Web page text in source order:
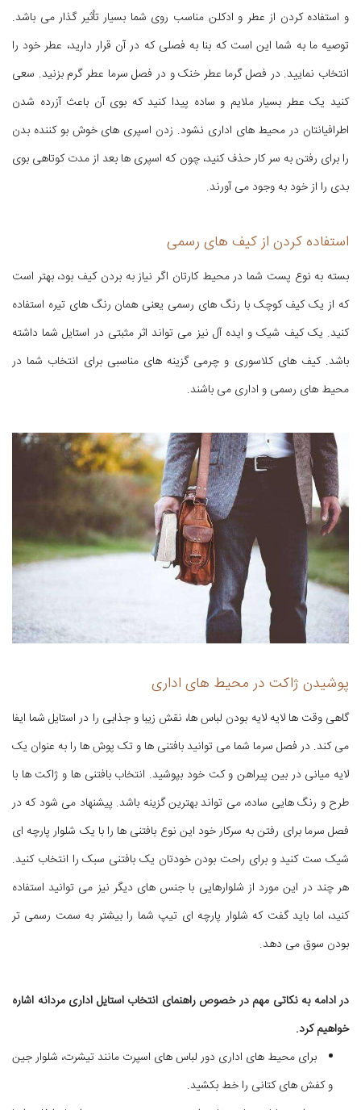
و استفاده کردن از عطر و ادکلن مناسب روی شما بسیار تأثیر گذار می باشد.
توصیه ما به شما این است که بنا به فصلی که در آن قرار دارید، عطر خود را
انتخاب نمایید. در فصل گرما عطر خنک و در فصل سرما عطر گرم بزنید. سعی
کنید یک عطر بسیار ملایم و ساده پیدا کنید که بوی آن باعث آزرده شدن
اطرافیانتان در محیط های اداری نشود. زدن اسپری های خوش بو کننده بدن
را برای رفتن به سر کار حذف کنید، چون که اسپری ها بعد از مدت کوتاهی بوی
بدی را از خود به وجود می آورند.
استفاده کردن از کیف های رسمی
بسته به نوع پست شما در محیط کارتان اگر نیاز به بردن کیف بود، بهتر است
که از یک کیف کوچک با رنگ های رسمی یعنی همان رنگ های تیره استفاده
کنید. یک کیف شیک و ایده آل نیز می تواند اثر مثبتی در استایل شما داشته
باشد. کیف های کلاسوری و چرمی گزینه های مناسبی برای انتخاب شما در
محیط های رسمی و اداری می باشند.
پوشیدن ژاکت در محیط های اداری
گاهی وقت ها لایه لایه بودن لباس ها، نقش زیبا و جذابی را در استایل شما ایفا
می کند. در فصل سرما شما می توانید بافتنی ها و تک پوش ها را به عنوان یک
لایه میانی در بین پیراهن و کت خود بپوشید. انتخاب بافتنی ها و ژاکت ها با
طرح و رنگ هایی ساده، می تواند بهترین گزینه باشد. پیشنهاد می شود که در
فصل سرما برای رفتن به سرکار خود این نوع بافتنی ها را با یک شلوار پارچه ای
شیک ست کنید و برای راحت بودن خودتان یک بافتنی سبک را انتخاب کنید.
هر چند در این مورد از شلوارهایی با جنس های دیگر نیز می توانید استفاده
کنید، اما باید گفت که شلوار پارچه ای تیپ شما را بیشتر به سمت رسمی تر
بودن سوق می دهد.
در ادامه به نکاتی مهم در خصوص راهنمای انتخاب استایل اداری مردانه اشاره
خواهیم کرد.
برای محیط های اداری دور لباس های اسپرت مانند تیشرت، شلوار جین
و کفش های کتانی را خط بکشید.